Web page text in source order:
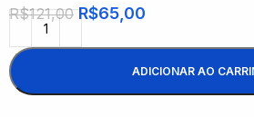
R$121,00 R$65,00
ADICIONAR AO